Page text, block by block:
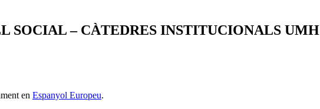
SOCIAL – CÀTEDRES INSTITUCIONALS UMH
en Espanyol Europeu.